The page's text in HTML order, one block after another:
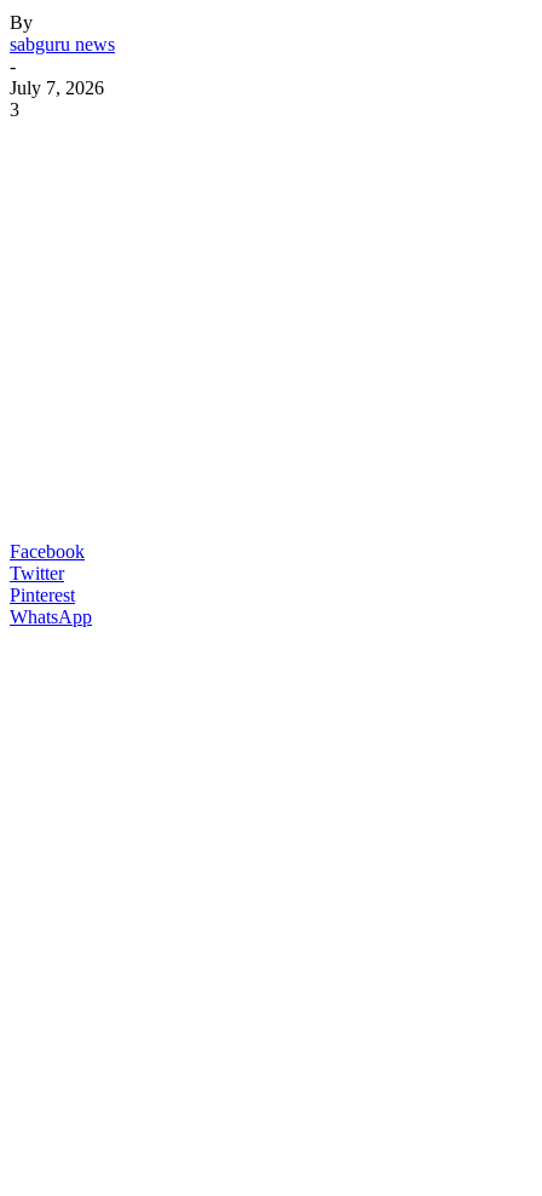
By
sabguru news
-
July 7, 2026
3
Facebook
Twitter
Pinterest
WhatsApp